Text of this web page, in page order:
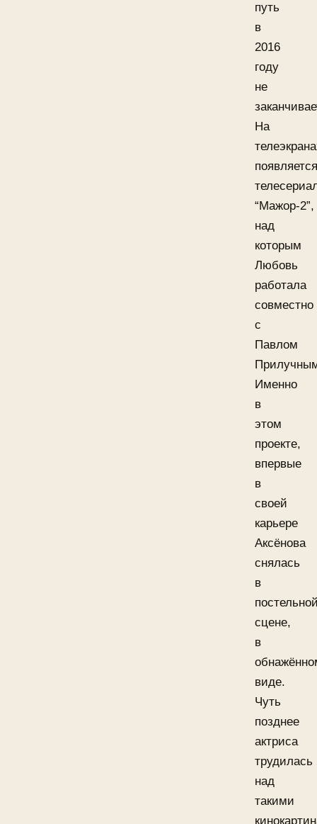
путь
в
2016
году
не
На
появляется
“Мажор-2”,
над
которым
Любовь
работала
совместно
с
Павлом
Именно
в
этом
проекте,
впервые
в
своей
карьере
Аксёнова
снялась
в
сцене,
в
виде.
Чуть
позднее
актриса
трудилась
над
такими